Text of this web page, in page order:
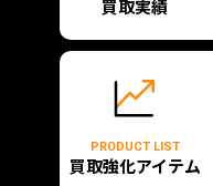
買取実績
PRODUCT LIST
買取強化アイテム